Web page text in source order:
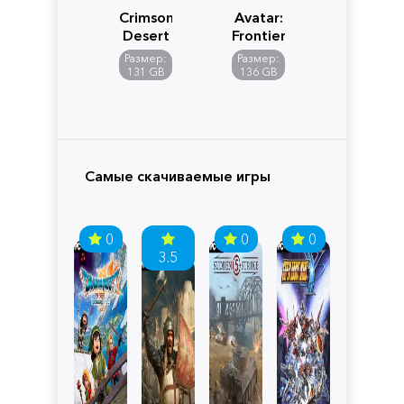
Crimson
Desert
Размер:
131 GB
Avatar:
Frontiers
of
Pandora
Размер:
136 GB
Самые скачиваемые игры
0
3.5
0 0